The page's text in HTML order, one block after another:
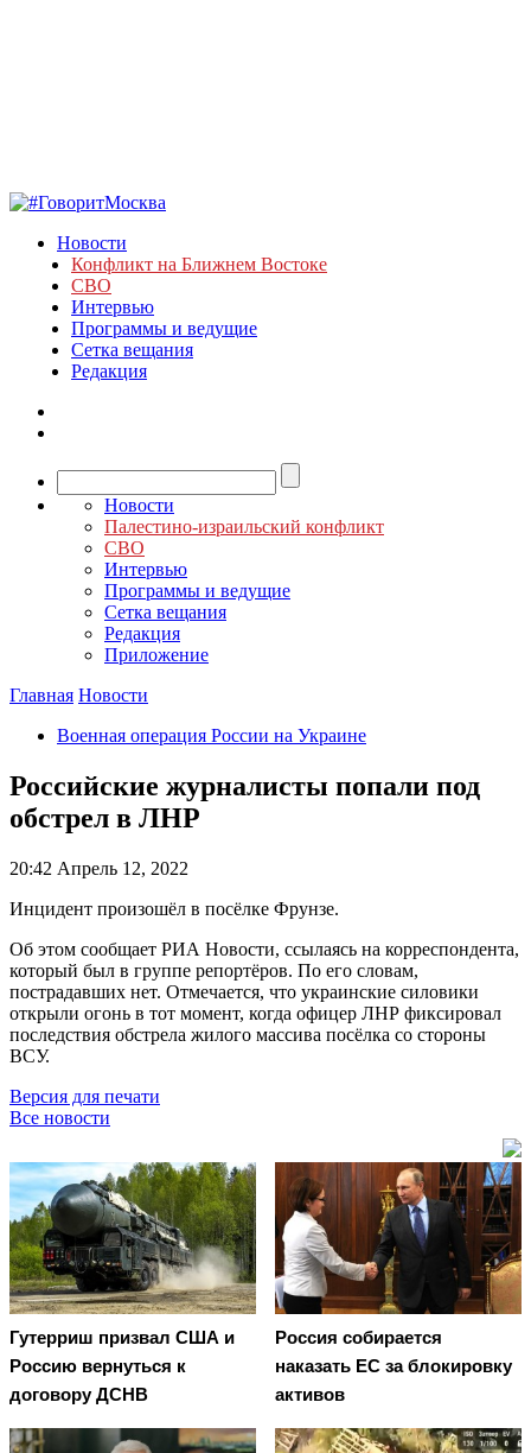
Новости
Конфликт на Ближнем Востоке
СВО
Интервью
Программы и ведущие
Сетка вещания
Редакция
Новости
Палестино-израильский конфликт
СВО
Интервью
Программы и ведущие
Сетка вещания
Редакция
Приложение
Главная Новости
Военная операция России на Украине
Российские журналисты попали под
обстрел в ЛНР
20:42 Апрель 12, 2022
Инцидент произошёл в посёлке Фрунзе.
Об этом сообщает РИА Новости, ссылаясь на корреспондента,
который был в группе репортёров. По его словам,
пострадавших нет. Отмечается, что украинские силовики
открыли огонь в тот момент, когда офицер ЛНР фиксировал
последствия обстрела жилого массива посёлка со стороны
ВСУ.
Версия для печати
Все новости
Гутерриш призвал США и
Россию вернуться к
договору ДСНВ
Россия собирается
наказать EC за блокировку
активов